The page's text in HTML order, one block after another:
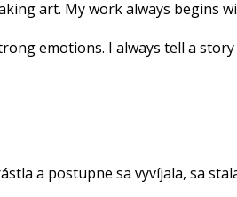
art. My work always begins
emotions. I always tell a
a postupne sa vyvíjala, sa